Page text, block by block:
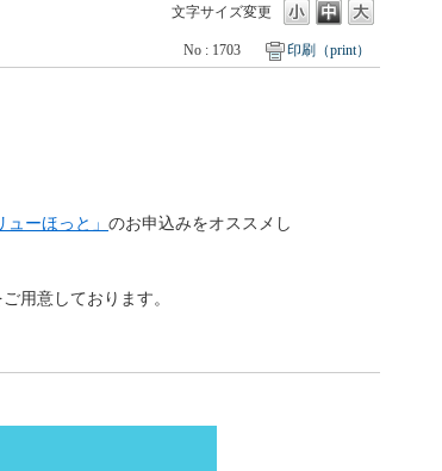
文字サイズ変更
No : 1703 印刷（print）
ューほっと」 のお申込みをオススメし
用意しております。